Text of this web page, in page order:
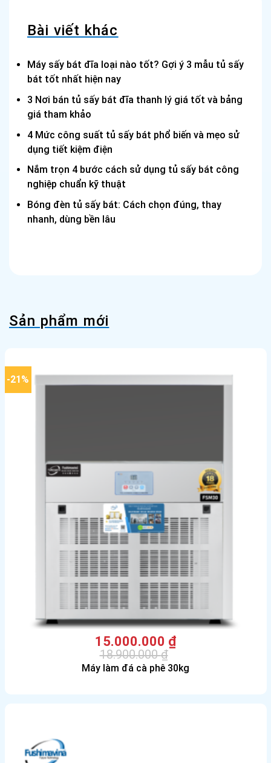
Bài viết khác
Máy sấy bát đĩa loại nào tốt? Gợi ý 3 mẫu tủ sấy
bát tốt nhất hiện nay
3 Nơi bán tủ sấy bát đĩa thanh lý giá tốt và bảng
giá tham khảo
4 Mức công suất tủ sấy bát phổ biến và mẹo sử
dụng tiết kiệm điện
Nắm trọn 4 bước cách sử dụng tủ sấy bát công
nghiệp chuẩn kỹ thuật
Bóng đèn tủ sấy bát: Cách chọn đúng, thay
nhanh, dùng bền lâu
Sản phẩm mới
-21%
Máy làm đá cà phê 30kg
18.900.000₫
Giá
15.000.000 ₫
Giá